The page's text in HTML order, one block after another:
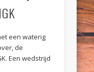
een waterig
de
Een wedstrijd